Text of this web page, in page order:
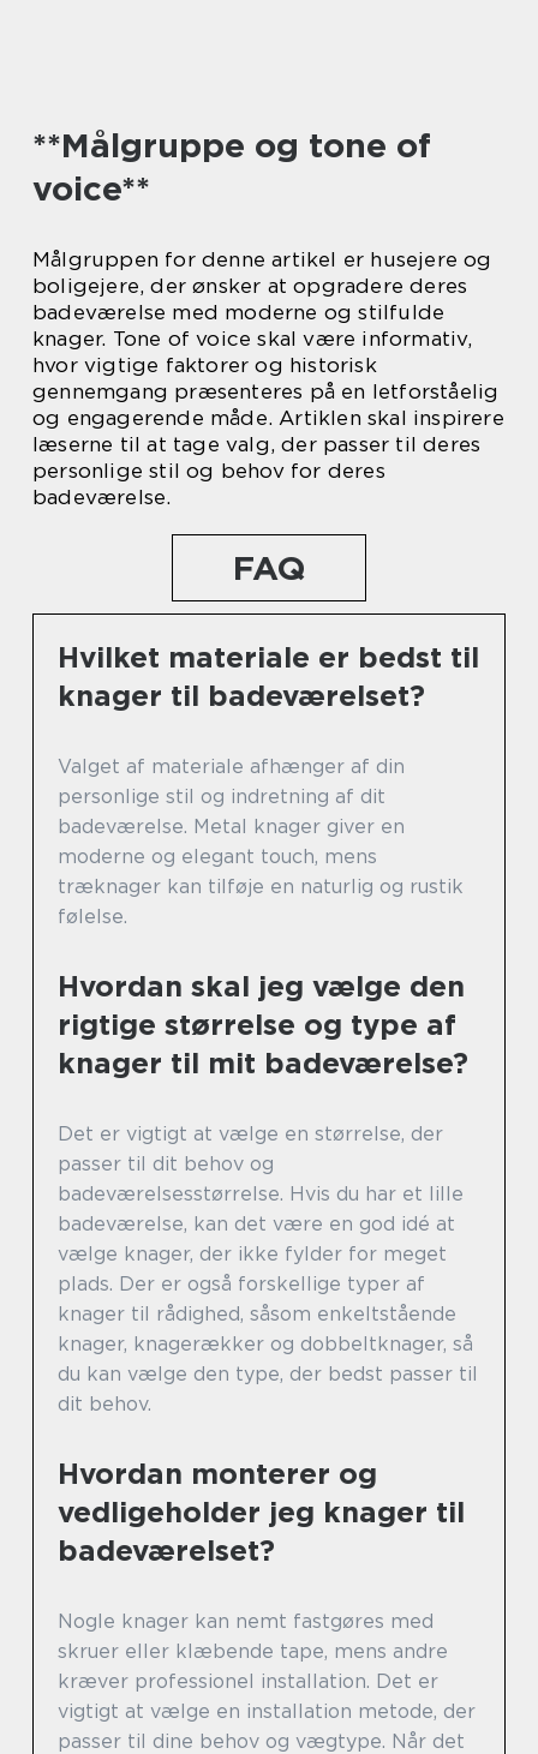
**Målgruppe og tone of
voice**
Målgruppen for denne artikel er husejere og
boligejere, der ønsker at opgradere deres
badeværelse med moderne og stilfulde
knager. Tone of voice skal være informativ,
hvor vigtige faktorer og historisk
gennemgang præsenteres på en letforståelig
og engagerende måde. Artiklen skal inspirere
læserne til at tage valg, der passer til deres
personlige stil og behov for deres
badeværelse.
FAQ
Hvilket materiale er bedst til
knager til badeværelset?
Valget af materiale afhænger af din
personlige stil og indretning af dit
badeværelse. Metal knager giver en
moderne og elegant touch, mens
træknager kan tilføje en naturlig og rustik
følelse.
Hvordan skal jeg vælge den
rigtige størrelse og type af
knager til mit badeværelse?
Det er vigtigt at vælge en størrelse, der
passer til dit behov og
badeværelsesstørrelse. Hvis du har et lille
badeværelse, kan det være en god idé at
vælge knager, der ikke fylder for meget
plads. Der er også forskellige typer af
knager til rådighed, såsom enkeltstående
knager, knagerækker og dobbeltknager, så
du kan vælge den type, der bedst passer til
dit behov.
Hvordan monterer og
vedligeholder jeg knager til
badeværelset?
Nogle knager kan nemt fastgøres med
skruer eller klæbende tape, mens andre
kræver professionel installation. Det er
vigtigt at vælge en installation metode, der
passer til dine behov og vægtype. Når det